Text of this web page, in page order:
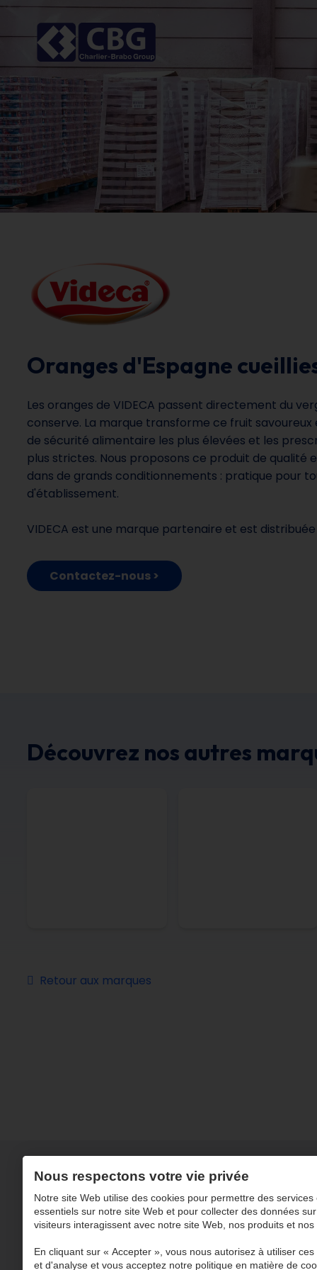
Oranges d'Espagne
Les oranges de VIDECA passent directement du
conserve. La marque transforme ce fruit
de sécurité alimentaire les plus élevées et les
plus strictes. Nous proposons ce produit de qualité
dans de grands conditionnements : pratique pour
d'établissement.
VIDECA est une marque partenaire et est distribuée
Contactez-nous >
Découvrez nos autres
Retour aux marques
Nous respectons votre vie privée
Notre site Web utilise des cookies pour permettre des
essentiels sur notre site Web et pour collecter des données
visiteurs interagissent avec notre site Web, nos produits et nos
En cliquant sur « Accepter », vous nous autorisez à utiliser
et d'analyse et vous acceptez notre politique en matière de